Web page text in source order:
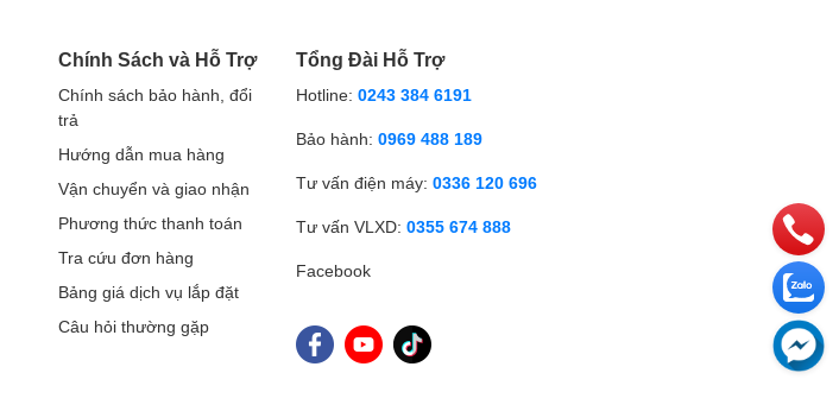
Chính Sách và Hỗ Trợ
Chính sách bảo hành, đổi
trả
Hướng dẫn mua hàng
Vận chuyển và giao nhận
Phương thức thanh toán
Tra cứu đơn hàng
Bảng giá dịch vụ lắp đặt
Câu hỏi thường gặp
Tổng Đài Hỗ Trợ
Hotline: 0243 384 6191
Bảo hành: 0969 488 189
Tư vấn điện máy: 0336 120 696
Tư vấn VLXD: 0355 674 888
Facebook